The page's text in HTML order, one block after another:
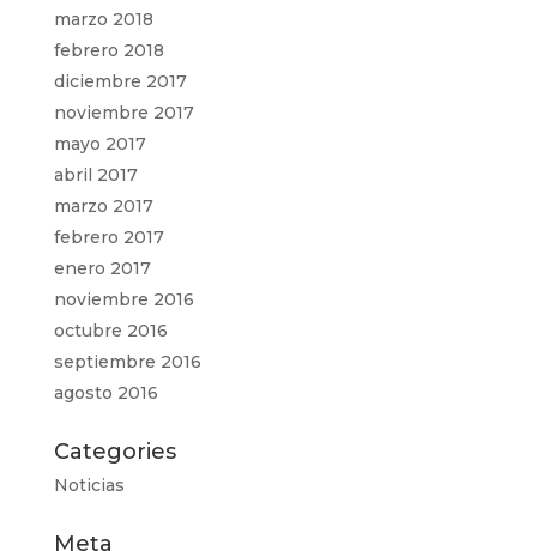
marzo 2018
febrero 2018
diciembre 2017
noviembre 2017
mayo 2017
abril 2017
marzo 2017
febrero 2017
enero 2017
noviembre 2016
octubre 2016
septiembre 2016
agosto 2016
Categories
Noticias
Meta